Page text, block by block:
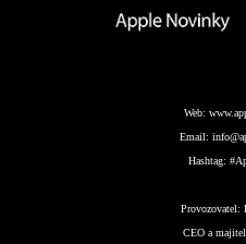
Web:
Email:
Hashtag:
Provozovatel:
CEO a